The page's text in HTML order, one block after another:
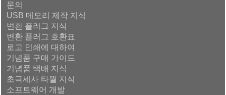
문의
USB 메모리 제작 지식
변환 플러그 지식
변환 플러그 호환표
로고 인쇄에 대하여
기념품 구매 가이드
기념품 택배 지식
초극세사 타월 지식
소프트웨어 개발